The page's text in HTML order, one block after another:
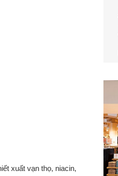
xuất vạn thọ, niacin,